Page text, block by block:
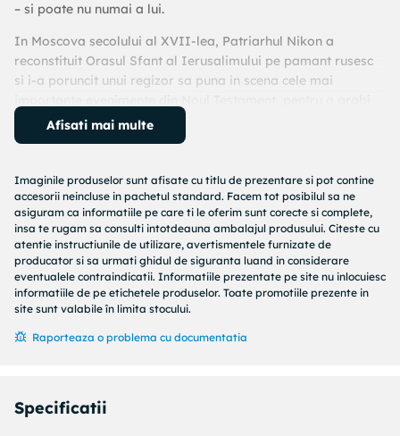
– si poate nu numai a lui.
In Moscova secolului al XVII-lea, Patriarhul Nikon a
reconstituit Orasul Sfant al Ierusalimului pe pamant rusesc
si i-a poruncit unui regizor sa puna in scena cele mai
astfel cea de-a Doua Venire a lui Cristos. Actorii sunt insa
alesi dintre taranii simpli, neinstruiti, si nimanui nu-i este
sa apara, actorii sunt persecutati, arestati, exilati si, in cele
din urma, copiii lor le preiau rolurile. In mod absurd sau
poate revelator, repetitiile continua, iar credinta oamenilor
ramane nestirbita. Romanul se concretizeaza, astfel, intr-o
reflectie uluitoare asupra artei, istoriei, religiei si identitatii
nationale.
Vladimir Sarov
la Moscova si a studiat istoria la Universitatea de Stat din
Afisati mai multe
Imaginile produselor sunt afisate cu titlu de prezentare si pot contine
accesorii neincluse in pachetul standard. Facem tot posibilul sa ne
asiguram ca informatiile pe care ti le oferim sunt corecte si complete,
insa te rugam sa consulti intotdeauna ambalajul produsului. Citeste cu
atentie instructiunile de utilizare, avertismentele furnizate de
producator si sa urmati ghidul de siguranta luand in considerare
eventualele contraindicatii. Informatiile prezentate pe site nu inlocuiesc
informatiile de pe etichetele produselor. Toate promotiile prezente in
site sunt valabile în limita stocului.
Raporteaza o problema cu documentatia
Specificatii